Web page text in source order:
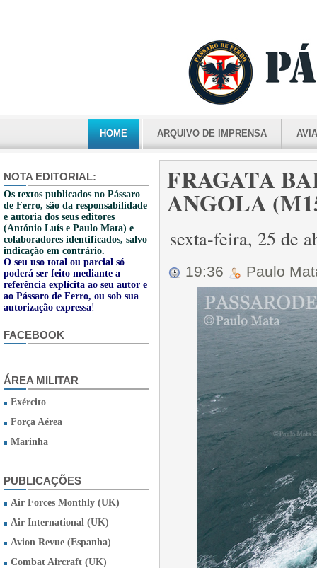
HOME ARQUIVO DE IMPRENSA
NOTA EDITORIAL:
Os textos publicados no Pássaro
de Ferro, são da responsabilidade
e autoria dos seus editores
(António Luís e Paulo Mata) e
colaboradores identificados, salvo
indicação em contrário.
O seu uso total ou parcial só
poderá ser feito mediante a
referência explícita ao seu autor e
ao Pássaro de Ferro, ou sob sua
autorização expressa!
FACEBOOK
ÁREA MILITAR
Exército
Força Aérea
Marinha
PUBLICAÇÕES
Air Forces Monthly (UK)
Air International (UK)
Avion Revue (Espanha)
Combat Aircraft (UK)
FRAGATA
ANGOLA
sexta-feira, 25 de
19:36 Paulo